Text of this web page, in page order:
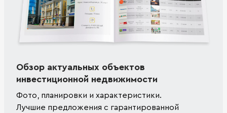
Обзор актуальных объектов
инвестиционной недвижимости
Фото, планировки и характеристики.
Лучшие предложения с гарантированной